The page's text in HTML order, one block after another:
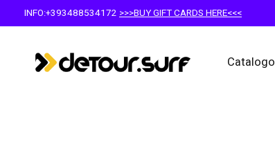
INFO:+393488534172 >>>BUY GIFT CARDS HERE<<<
Catalogo